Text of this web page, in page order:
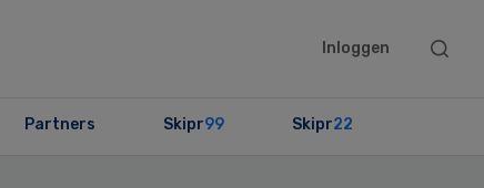
Inloggen
Search
Partners Skipr99 Skipr22